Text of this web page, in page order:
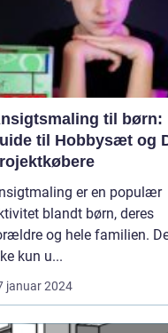
til børn:
til Hobbysæt og
er en populær
blandt børn, deres
og hele familien.
kun u...
januar 2024